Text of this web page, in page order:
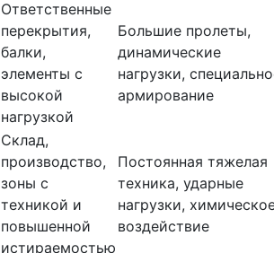
Ответственные
перекрытия,
балки,
элементы с
высокой
нагрузкой
Большие пролеты,
динамические
нагрузки,
армирование
Склад,
производство,
зоны с
техникой и
повышенной
истираемостью
Постоянная тяжелая
техника, ударные
нагрузки,
воздействие